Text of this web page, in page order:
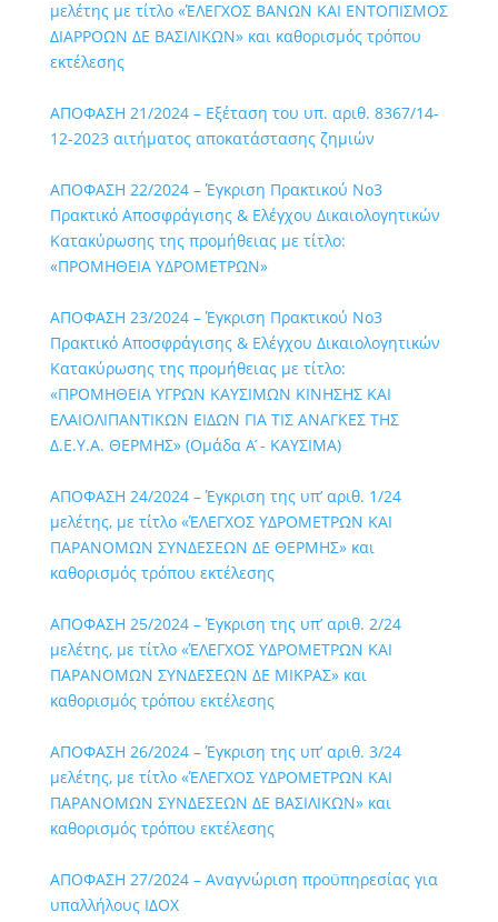
μελέτης με τίτλο «ΈΛΕΓΧΟΣ ΒΑΝΩΝ ΚΑΙ ΕΝΤΟΠΙΣΜΟΣ
ΔΙΑΡΡΟΩΝ ΔΕ ΒΑΣΙΛΙΚΩΝ» και καθορισμός τρόπου
εκτέλεσης
ΑΠΟΦΑΣΗ 21/2024 – Εξέταση του υπ. αριθ. 8367/14-
12-2023 αιτήματος αποκατάστασης ζημιών
ΑΠΟΦΑΣΗ 22/2024 – Έγκριση Πρακτικού Νο3
Πρακτικό Αποσφράγισης & Ελέγχου Δικαιολογητικών
Κατακύρωσης της προμήθειας με τίτλο:
«ΠΡΟΜΗΘΕΙΑ ΥΔΡΟΜΕΤΡΩΝ»
ΑΠΟΦΑΣΗ 23/2024 – Έγκριση Πρακτικού Νο3
Πρακτικό Αποσφράγισης & Ελέγχου Δικαιολογητικών
Κατακύρωσης της προμήθειας με τίτλο:
«ΠΡΟΜΗΘΕΙΑ ΥΓΡΩΝ ΚΑΥΣΙΜΩΝ ΚΙΝΗΣΗΣ ΚΑΙ
ΕΛΑΙΟΛΙΠΑΝΤΙΚΩΝ ΕΙΔΩΝ ΓΙΑ ΤΙΣ ΑΝΑΓΚΕΣ ΤΗΣ
Δ.Ε.Υ.Α. ΘΕΡΜΗΣ» (Ομάδα Α ́- ΚΑΥΣΙΜΑ)
ΑΠΟΦΑΣΗ 24/2024 – Έγκριση της υπ’ αριθ. 1/24
μελέτης, με τίτλο «ΈΛΕΓΧΟΣ ΥΔΡΟΜΕΤΡΩΝ ΚΑΙ
ΠΑΡΑΝΟΜΩΝ ΣΥΝΔΕΣΕΩΝ ΔΕ ΘΕΡΜΗΣ» και
καθορισμός τρόπου εκτέλεσης
ΑΠΟΦΑΣΗ 25/2024 – Έγκριση της υπ’ αριθ. 2/24
μελέτης, με τίτλο «ΈΛΕΓΧΟΣ ΥΔΡΟΜΕΤΡΩΝ ΚΑΙ
ΠΑΡΑΝΟΜΩΝ ΣΥΝΔΕΣΕΩΝ ΔΕ ΜΙΚΡΑΣ» και
καθορισμός τρόπου εκτέλεσης
ΑΠΟΦΑΣΗ 26/2024 – Έγκριση της υπ’ αριθ. 3/24
μελέτης, με τίτλο «ΈΛΕΓΧΟΣ ΥΔΡΟΜΕΤΡΩΝ ΚΑΙ
ΠΑΡΑΝΟΜΩΝ ΣΥΝΔΕΣΕΩΝ ΔΕ ΒΑΣΙΛΙΚΩΝ» και
καθορισμός τρόπου εκτέλεσης
ΑΠΟΦΑΣΗ 27/2024 – Αναγνώριση προϋπηρεσίας για
υπαλλήλους ΙΔΟΧ